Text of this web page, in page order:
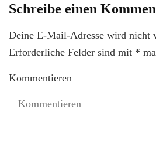
Schreibe einen
Deine E-Mail-Adresse wird nicht
Erforderliche Felder sind mit *
Kommentieren